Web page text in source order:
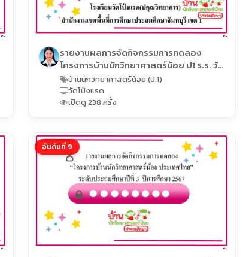
รายงานผลการจัดกิจกรรมการทดลอง
โครงการบ้านนักวิทยาศาสตร์น้อย ป1 ร.ร. วัด
โป่งแรด
บ้านนักวิทยาศาสตร์น้อย (ป.1)
วัดโป่งแรด
เปิดดู 238 ครั้ง
อันดับที่ 9